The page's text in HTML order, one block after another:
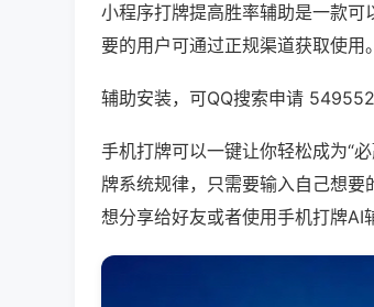
小程序打牌提高胜率辅助是一款可
要的用户可通过正规渠道获取使用。
辅助安装，可QQ搜索申请
手机打牌可以一键让你轻松成为“
牌系统规律，只需要输入自己想
想分享给好友或者使用手机打牌AI